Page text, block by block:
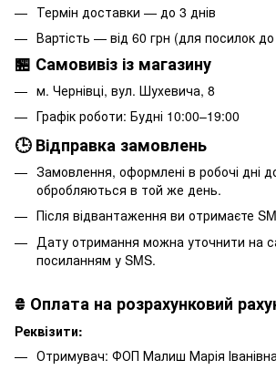
Термін доставки — до 3 днів
Вартість — від 60 грн (для посилок
🏪 Самовивіз із магазину
м. Чернівці, вул. Шухевича, 8
Графік роботи: Будні 10:00–19:00
🕒 Відправка замовлень
Замовлення, оформлені в робочі дні
обробляються в той же день.
Після відвантаження ви отримаєте
Дату отримання можна уточнити на
посиланням у SMS.
₴ Оплата на розрахунковий
Реквізити:
Отримувач: ФОП Малиш Марія Іванівна